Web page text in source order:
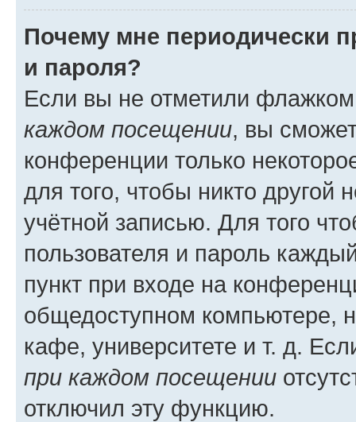
Почему мне периодически
и пароля?
Если вы не отметили
каждом посещении, вы
конференции только
для того, чтобы никто другой
учётной записью. Для того
пользователя и пароль
пункт при входе на
общедоступном компьютере,
кафе, университете и т. д.
при каждом посещении
отключил эту функцию.